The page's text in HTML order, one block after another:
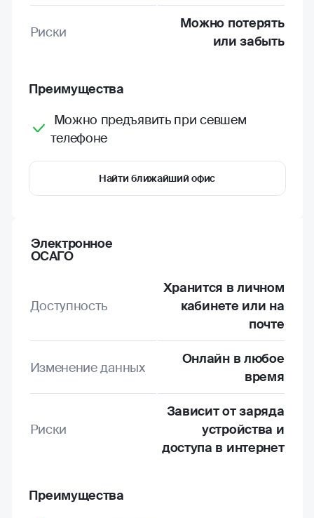
Риски
Можно потерять
или забыть
Преимущества
Можно предъявить при севшем
телефоне
Найти ближайший офис
Электронное
ОСАГО
Доступность
Хранится в личном
кабинете или на
почте
Изменение данных
Онлайн в любое
время
Риски
Зависит от заряда
устройства и
доступа в интернет
Преимущества